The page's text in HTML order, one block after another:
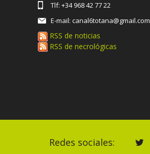
Tlf: +34 968 42 77 22
E-mail: canal6totana@gmail.com
RSS de noticias
RSS de necrológicas
Redes sociales: